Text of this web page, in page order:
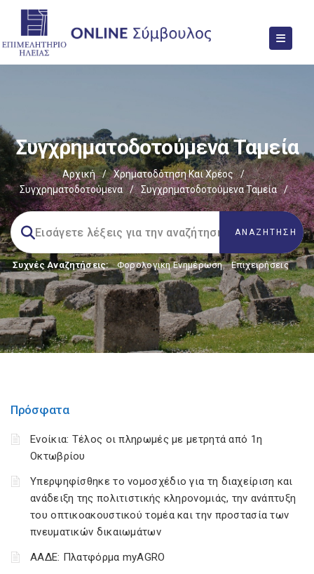
Συγχρηματοδοτούμενα Ταμεία
Αρχική / Χρηματοδότηση Και Χρέος
/
Συγχρηματοδοτούμενα
/ Συγχρηματοδοτούμενα Ταμεία /
Συχνές Αναζητήσεις: Φορολογικη Ενημέρωση, Επιχειρήσεις
Πρόσφατα
Ενοίκια: Τέλος οι πληρωμές με μετρητά από 1η
Οκτωβρίου
Υπερψηφίσθηκε το νομοσχέδιο για τη διαχείριση και
ανάδειξη της πολιτιστικής κληρονομιάς, την ανάπτυξη
του οπτικοακουστικού τομέα και την προστασία των
πνευματικών δικαιωμάτων
ΑΑΔΕ: Πλατφόρμα myAGRO